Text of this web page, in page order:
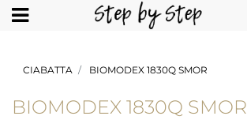
Open
CIABATTA BIOMODEX 1830Q SMOR
BIOMODEX 1830Q SMOR